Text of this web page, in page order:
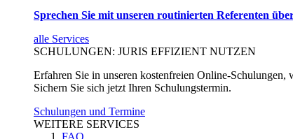
Sprechen Sie mit unseren routinierten Referenten
alle Services
SCHULUNGEN: JURIS EFFIZIENT NUTZEN
Erfahren Sie in unseren kostenfreien Online-
Sichern Sie sich jetzt Ihren Schulungstermin.
Schulungen und Termine
WEITERE SERVICES
FAQ